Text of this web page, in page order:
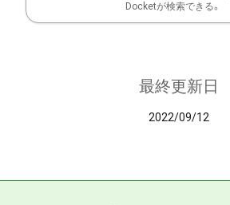
Docketが検索できる。
最終更新日
2022/09/12